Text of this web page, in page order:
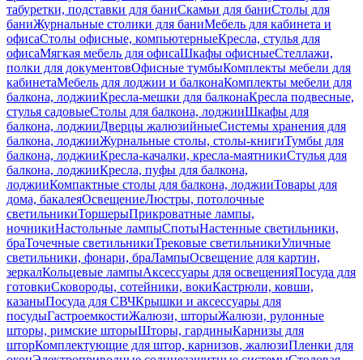
табуретки, подставки для баниСкамьи для баниСтолы для
баниЖурнальные столики для баниМебель для кабинета и
офисаСтолы офисные, компьютерныеКресла, стулья для
офисаМягкая мебель для офисаШкафы офисныеСтеллажи,
полки для документовОфисные тумбыКомплекты мебели для
кабинетаМебель для лоджии и балконаКомплекты мебели для
балкона, лоджииКресла-мешки для балконаКресла подвесные,
стулья садовыеСтолы для балкона, лоджииШкафы для
балкона, лоджииДверцы жалюзийныеСистемы хранения для
балкона, лоджииЖурнальные столы, столы-книгиТумбы для
балкона, лоджииКресла-качалки, кресла-маятникиСтулья для
балкона, лоджииКресла, пуфы для балкона,
лоджииКомпактные столы для балкона, лоджииТовары для
дома, бакалеяОсвещениеЛюстры, потолочные
светильникиТоршерыПрикроватные лампы,
ночникиНастольные лампыСпотыНастенные светильники,
браТочечные светильникиТрековые светильникиУличные
светильники, фонари, браЛампыОсвещение для картин,
зеркалКольцевые лампыАксессуары для освещенияПосуда для
готовкиСковороды, сотейники, вокиКастрюли, ковши,
казаныПосуда для СВЧКрышки и аксессуары для
посудыГастроемкостиЖалюзи, шторыЖалюзи, рулонные
шторы, римские шторыШторы, гардиныКарнизы для
шторКомплектующие для штор, карнизов, жалюзиПленки для